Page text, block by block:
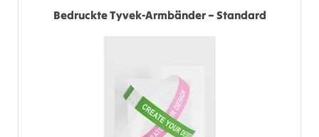
Bedruckte Tyvek-Armbänder – Standard